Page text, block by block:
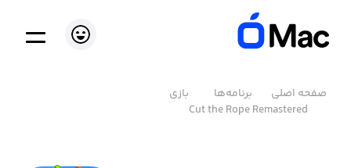
صفحه اصلی برنامه‌ها
بازی
Cut the Rope Remastered